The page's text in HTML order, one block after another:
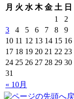
月 火 水 木 金 土 日
« 10月
1
2
3
4 5 6 7 8
9
10 11 12 13 14 15 16
17 18 19 20 21 22 23
24 25 26 27 28 29 30
31